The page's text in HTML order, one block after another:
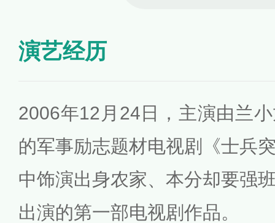
演艺经历
2006年12月24日，主演由兰
的军事励志题材电视剧《士兵
中饰演出身农家、本分却要强
出演的第一部电视剧作品。